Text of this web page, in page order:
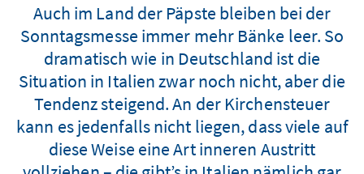
Auch im Land der Päpste bleiben bei der
Sonntagsmesse immer mehr Bänke leer. So
dramatisch wie in Deutschland ist die
Situation in Italien zwar noch nicht, aber die
Tendenz steigend. An der Kirchensteuer
kann es jedenfalls nicht liegen, dass viele auf
diese Weise eine Art inneren Austritt